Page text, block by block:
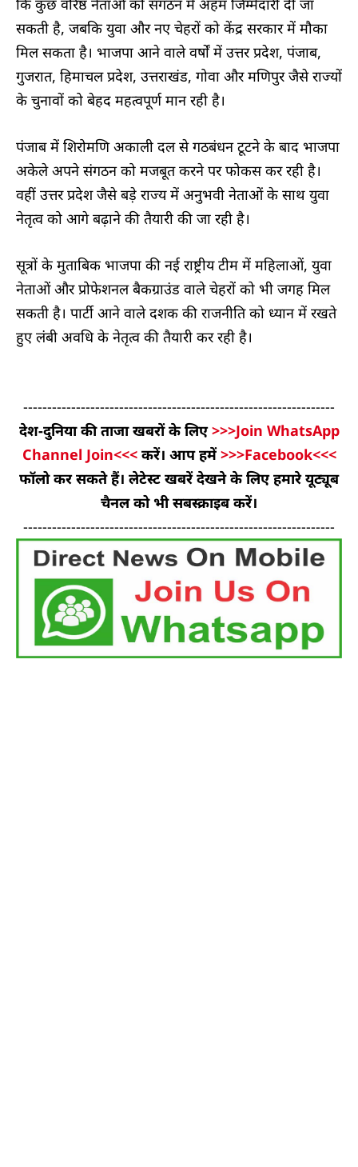
कि कुछ वरिष्ठ नेताओं को संगठन में अहम जिम्मेदारी दी जा
सकती है, जबकि युवा और नए चेहरों को केंद्र सरकार में मौका
मिल सकता है। भाजपा आने वाले वर्षों में उत्तर प्रदेश, पंजाब,
गुजरात, हिमाचल प्रदेश, उत्तराखंड, गोवा और मणिपुर जैसे राज्यों
के चुनावों को बेहद महत्वपूर्ण मान रही है।
पंजाब में शिरोमणि अकाली दल से गठबंधन टूटने के बाद भाजपा
अकेले अपने संगठन को मजबूत करने पर फोकस कर रही है।
वहीं उत्तर प्रदेश जैसे बड़े राज्य में अनुभवी नेताओं के साथ युवा
नेतृत्व को आगे बढ़ाने की तैयारी की जा रही है।
सूत्रों के मुताबिक भाजपा की नई राष्ट्रीय टीम में महिलाओं, युवा
नेताओं और प्रोफेशनल बैकग्राउंड वाले चेहरों को भी जगह मिल
सकती है। पार्टी आने वाले दशक की राजनीति को ध्यान में रखते
हुए लंबी अवधि के नेतृत्व की तैयारी कर रही है।
-----------------------------------------------------------------
देश-दुनिया की ताजा खबरों के लिए>>>Join WhatsApp
Channel Join<<< करें। आप हमें>>>Facebook<<<
फॉलो कर सकते हैं। लेटेस्ट खबरें देखने के लिए हमारे यूट्यूब
चैनल को भी सबस्क्राइब करें।
-----------------------------------------------------------------